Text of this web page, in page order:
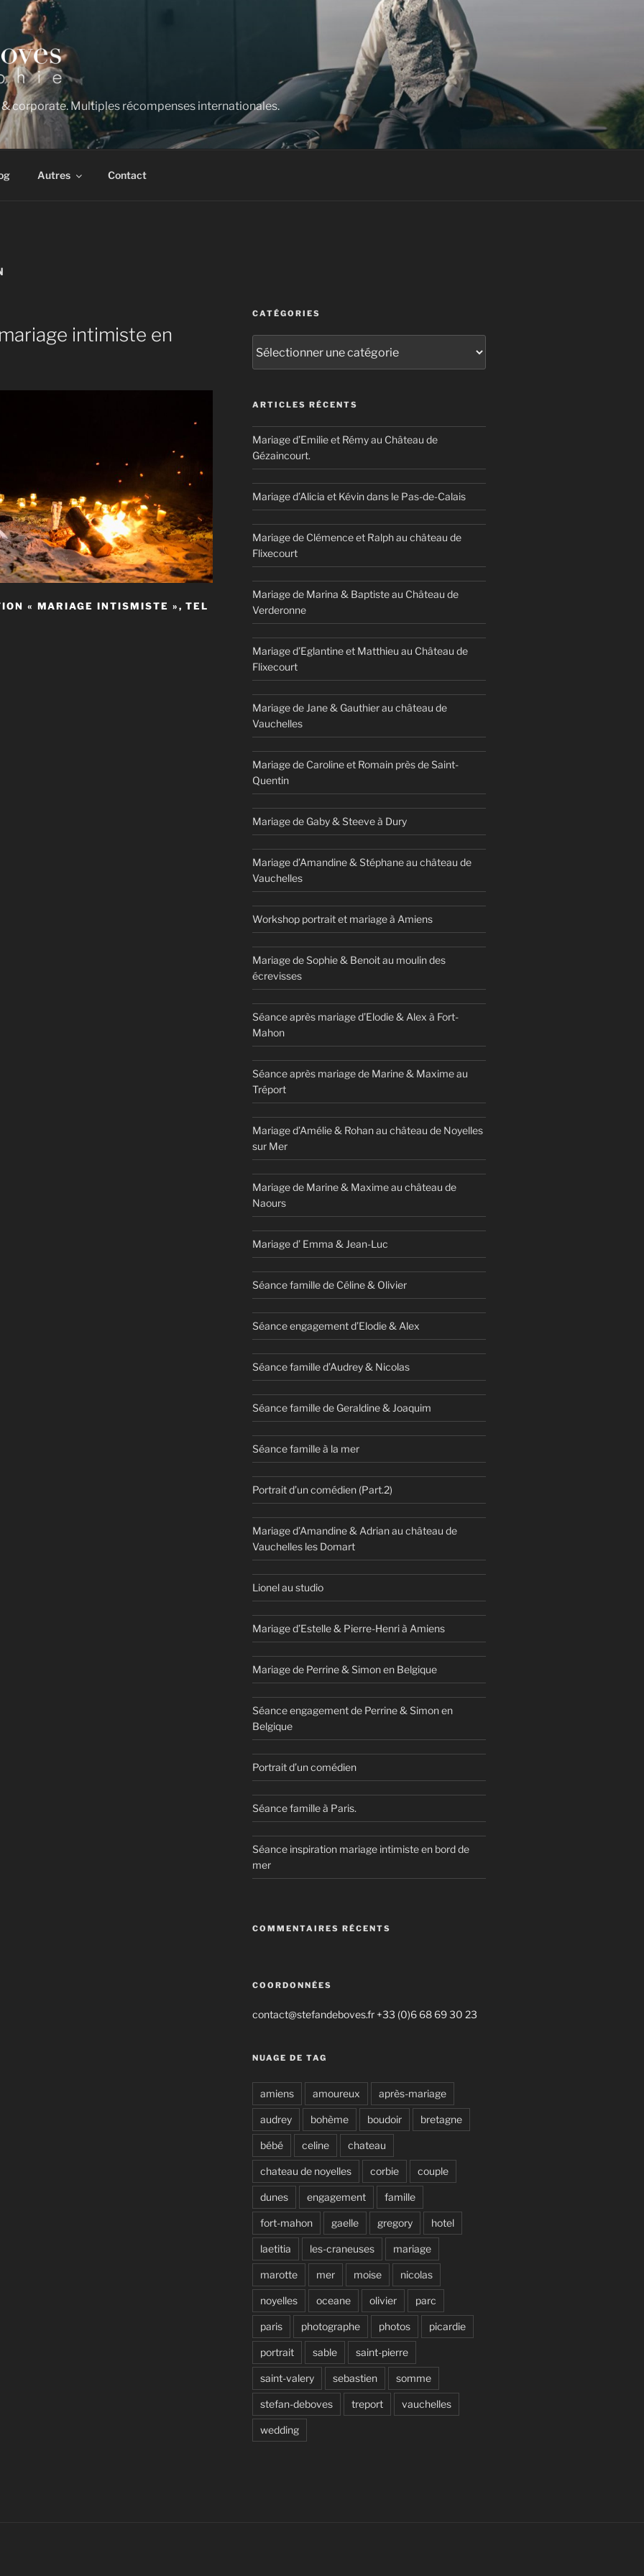
corporate. Multiples récompenses internationales.
Autres Contact
intimiste en
« MARIAGE INTISMISTE », TEL
CATÉGORIES
ARTICLES RÉCENTS
Mariage d’Emilie et Rémy au Château de
Gézaincourt.
Mariage d’Alicia et Kévin dans le Pas-de-Calais
Mariage de Clémence et Ralph au château de
Flixecourt
Mariage de Marina & Baptiste au Château de
Verderonne
Mariage d’Eglantine et Matthieu au Château de
Flixecourt
Mariage de Jane & Gauthier au château de
Vauchelles
Mariage de Caroline et Romain près de Saint-
Quentin
Mariage de Gaby & Steeve à Dury
Mariage d’Amandine & Stéphane au château de
Vauchelles
Workshop portrait et mariage à Amiens
Mariage de Sophie & Benoit au moulin des
écrevisses
Séance après mariage d’Elodie & Alex à Fort-
Mahon
Séance après mariage de Marine & Maxime au
Tréport
Mariage d’Amélie & Rohan au château de Noyelles
sur Mer
Mariage de Marine & Maxime au château de
Naours
Mariage d’ Emma & Jean-Luc
Séance famille de Céline & Olivier
Séance engagement d’Elodie & Alex
Séance famille d’Audrey & Nicolas
Séance famille de Geraldine & Joaquim
Séance famille à la mer
Portrait d’un comédien (Part.2)
Mariage d’Amandine & Adrian au château de
Vauchelles les Domart
Lionel au studio
Mariage d’Estelle & Pierre-Henri à Amiens
Mariage de Perrine & Simon en Belgique
Séance engagement de Perrine & Simon en
Belgique
Portrait d’un comédien
Séance famille à Paris.
Séance inspiration mariage intimiste en bord de
mer
COMMENTAIRES RÉCENTS
COORDONNÉES
contact@stefandeboves.fr +33 (0)6 68 69 30 23
NUAGE DE TAG
amiens amoureux après-mariage
audrey bohème boudoir bretagne
bébé celine chateau
chateau de noyelles corbie couple
dunes engagement famille
fort-mahon gaelle gregory hotel
laetitia les-craneuses mariage
marotte mer moise nicolas
noyelles oceane olivier parc
paris photographe photos picardie
portrait sable saint-pierre
saint-valery sebastien somme
stefan-deboves treport vauchelles
wedding